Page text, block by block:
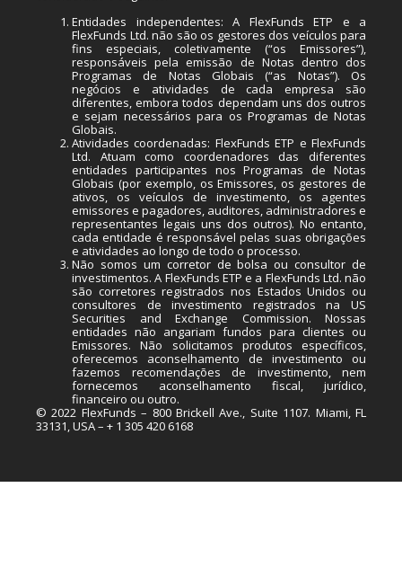
Entidades independentes: A FlexFunds ETP e a
FlexFunds Ltd. não são os gestores dos veículos para
fins especiais, coletivamente (“os Emissores”),
responsáveis pela emissão de Notas dentro dos
Programas de Notas Globais (“as Notas”). Os
negócios e atividades de cada empresa são
diferentes, embora todos dependam uns dos outros
e sejam necessários para os Programas de Notas
Globais.
Atividades coordenadas: FlexFunds ETP e FlexFunds
Ltd. Atuam como coordenadores das diferentes
entidades participantes nos Programas de Notas
Globais (por exemplo, os Emissores, os gestores de
ativos, os veículos de investimento, os agentes
emissores e pagadores, auditores, administradores e
representantes legais uns dos outros). No entanto,
cada entidade é responsável pelas suas obrigações
e atividades ao longo de todo o processo.
Não somos um corretor de bolsa ou consultor de
investimentos. A FlexFunds ETP e a FlexFunds Ltd. não
são corretores registrados nos Estados Unidos ou
consultores de investimento registrados na US
Securities and Exchange Commission. Nossas
entidades não angariam fundos para clientes ou
Emissores. Não solicitamos produtos específicos,
oferecemos aconselhamento de investimento ou
fazemos recomendações de investimento, nem
fornecemos aconselhamento fiscal, jurídico,
financeiro ou outro.
© 2022 FlexFunds – 800 Brickell Ave., Suite 1107. Miami, FL
33131, USA – + 1 305 420 6168